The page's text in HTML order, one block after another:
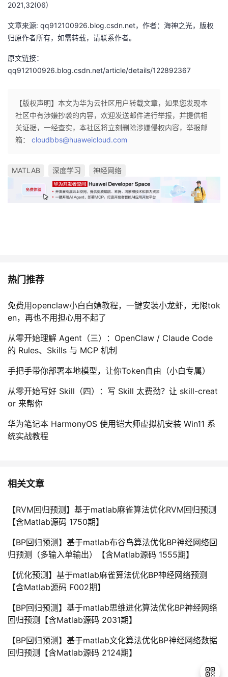
2021,32(06)
文章来源: qq912100926.blog.csdn.net，作者：海神之光，版权
归原作者所有，如需转载，请联系作者。
原文链接：
qq912100926.blog.csdn.net/article/details/122892367
【版权声明】本文为华为云社区用户转载文章，如果您发现本
社区中有涉嫌抄袭的内容，欢迎发送邮件进行举报，并提供相
关证据，一经查实，本社区将立刻删除涉嫌侵权内容，举报邮
箱： cloudbbs@huaweicloud.com
MATLAB 深度学习 神经网络
热门推荐
免费用openclaw小白白嫖教程，一键安装小龙虾，无限tok
en，再也不用担心用不起了
从零开始理解 Agent（三）：OpenClaw / Claude Code
的 Rules、Skills 与 MCP 机制
手把手带你部署本地模型，让你Token自由（小白专属）
从零开始写好 Skill（四）：写 Skill 太费劲？让 skill-creat
or 来帮你
华为笔记本 HarmonyOS 使用铠大师虚拟机安装 Win11 系
统实战教程
相关文章
【RVM回归预测】基于matlab麻雀算法优化RVM回归预测
【含Matlab源码 1750期】
【BP回归预测】基于matlab布谷鸟算法优化BP神经网络回
归预测（多输入单输出）【含Matlab源码 1555期】
【优化预测】基于matlab麻雀算法优化BP神经网络预测
【含Matlab源码 F002期】
【BP回归预测】基于matlab思维进化算法优化BP神经网络
回归预测【含Matlab源码 2031期】
【BP回归预测】基于matlab文化算法优化BP神经网络数据
回归预测【含Matlab源码 2124期】